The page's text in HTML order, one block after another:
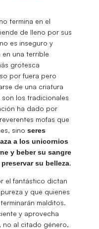
termina en el
de lleno por sus
es inseguro y
en una terrible
grotesca
por fuera pero
de una criatura
los tradicionales
ha dado por
mofas que
sino seres
a los unicornios
y beber su sangre
su belleza.
el fantástico dictan
y que quienes
malditos.
y aprovecha
no al citado género,